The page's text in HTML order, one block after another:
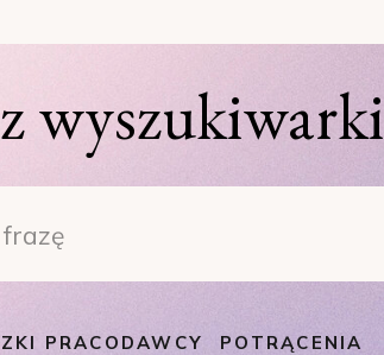
wyszukiwarki
PRACODAWCY POTRĄCENIA